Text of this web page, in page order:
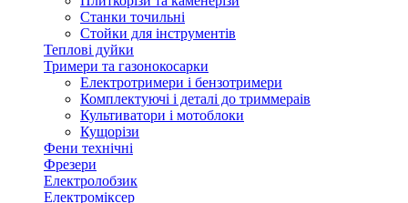
Станки точильні
Стойки для інструментів
Теплові дуйки
Тримери та газонокосарки
Електротримери і бензотримери
Комплектуючі і деталі до триммераів
Культиватори і мотоблоки
Кущорізи
Фени технічні
Фрезери
Електролобзик
Електроміксер